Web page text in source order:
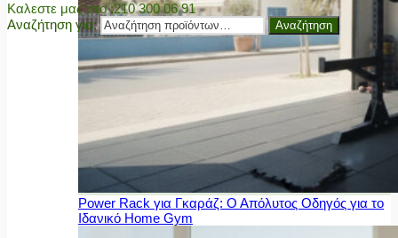
Power Rack για Γκαράζ: Ο Απόλυτος Οδηγός για το
Ιδανικό Home Gym
Καλεστε μας στο:210 300 06 91
Αναζήτηση για:
Αναζήτηση